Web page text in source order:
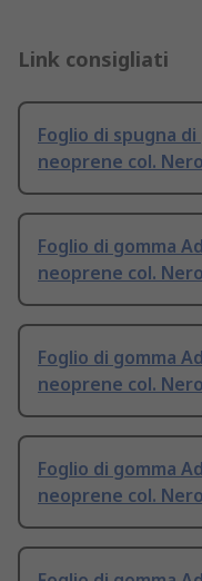
Link consigliati
Foglio di spugna di
neoprene col.
Foglio di gomma
neoprene col.
Foglio di gomma
neoprene col.
Foglio di gomma
neoprene col.